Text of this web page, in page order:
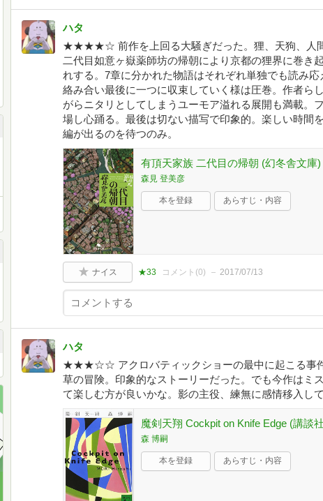
ハタ
★★★★☆ 前作を上回る大騒ぎだった。狸、天狗、人間
二代目如意ヶ嶽薬師坊の帰朝により京都の狸界に巻き
れする。7章に分かれた物語はそれぞれ単独でも読み
絡み合い最後に一つに収束していく様は圧巻。作者ら
がらニタリとしてしまうユーモア溢れる展開も満載。
場し心踊る。最後は切ない描写で印象的。楽しい時間
編が出るのを待つのみ。
有頂天家族 二代目の帰朝 (幻冬舎文庫)
森見 登美彦
本を登録 あらすじ・内容
ナイス ★33 コメント(0) 2017/07/13
ハタ
★★★☆☆ アクロバティックショーの最中に起こる事
草の冒険。印象的なストーリーだった。でも今作はミ
て楽しむ方が良いかな。影の主役、練無に感情移入し
魔剣天翔 Cockpit on Knife Edge (講談
森 博嗣
本を登録 あらすじ・内容